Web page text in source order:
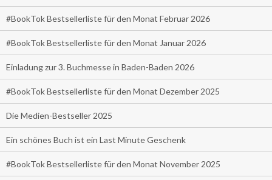
#BookTok Bestsellerliste für den Monat Februar 2026
#BookTok Bestsellerliste für den Monat Januar 2026
Einladung zur 3. Buchmesse in Baden-Baden 2026
#BookTok Bestsellerliste für den Monat Dezember 2025
Die Medien-Bestseller 2025
Ein schönes Buch ist ein Last Minute Geschenk
#BookTok Bestsellerliste für den Monat November 2025